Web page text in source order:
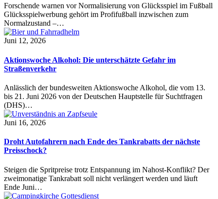
Forschende warnen vor Normalisierung von Glücksspiel im Fußball
Glücksspielwerbung gehört im Profifußball inzwischen zum
Normalzustand –…
Juni 12, 2026
Aktionswoche Alkohol: Die unterschätzte Gefahr im
Straßenverkehr
Anlässlich der bundesweiten Aktionswoche Alkohol, die vom 13.
bis 21. Juni 2026 von der Deutschen Hauptstelle für Suchtfragen
(DHS)…
Juni 16, 2026
Droht Autofahrern nach Ende des Tankrabatts der nächste
Preisschock?
Steigen die Spritpreise trotz Entspannung im Nahost-Konflikt? Der
zweimonatige Tankrabatt soll nicht verlängert werden und läuft
Ende Juni…